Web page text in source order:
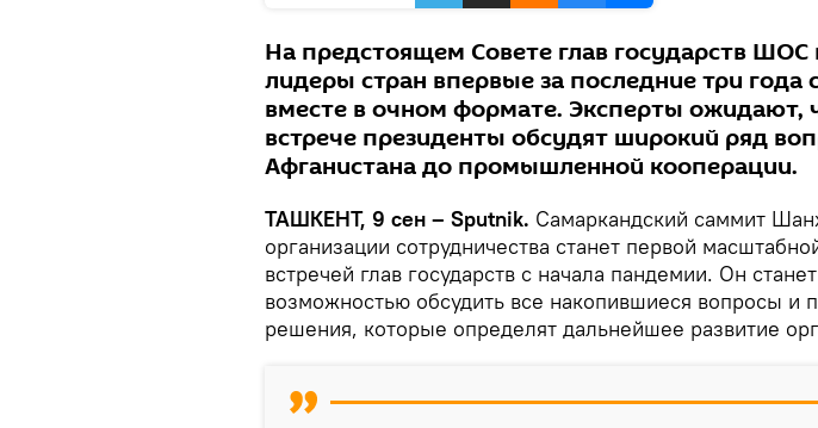
На предстоящем Совете глав государств ШОС
лидеры стран впервые за последние три года
вместе в очном формате. Эксперты ожидают,
встрече президенты обсудят широкий ряд
Афганистана до промышленной кооперации.
ТАШКЕНТ, 9 сен – Sputnik. Самаркандский саммит
организации сотрудничества станет первой
встречей глав государств с начала пандемии. Он
возможностью обсудить все накопившиеся вопросы и
решения, которые определят дальнейшее развитие